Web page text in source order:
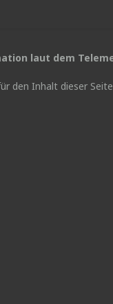
laut dem
den Inhalt dieser